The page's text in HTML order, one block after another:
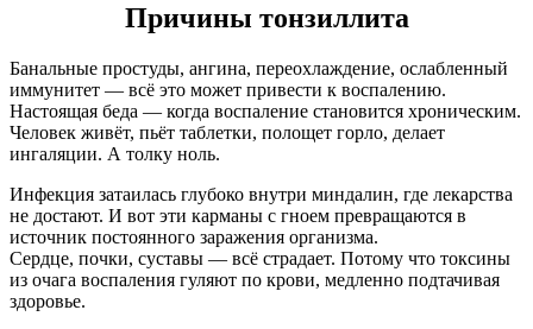
Причины тонзиллита
Банальные простуды, ангина, переохлаждение, ослабленный
иммунитет — всё это может привести к воспалению.
Настоящая беда — когда воспаление становится хроническим.
Человек живёт, пьёт таблетки, полощет горло, делает
ингаляции. А толку ноль.
Инфекция затаилась глубоко внутри миндалин, где лекарства
не достают. И вот эти карманы с гноем превращаются в
источник постоянного заражения организма.
Сердце, почки, суставы — всё страдает. Потому что токсины
из очага воспаления гуляют по крови, медленно подтачивая
здоровье.